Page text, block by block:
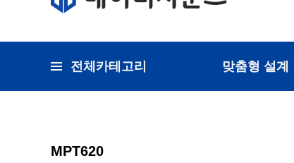
전체카테고리 맞춤형 설계
MPT620